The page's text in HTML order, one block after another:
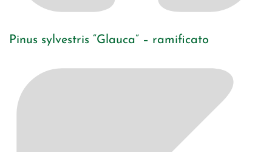
Pinus sylvestris “Glauca” – ramificato